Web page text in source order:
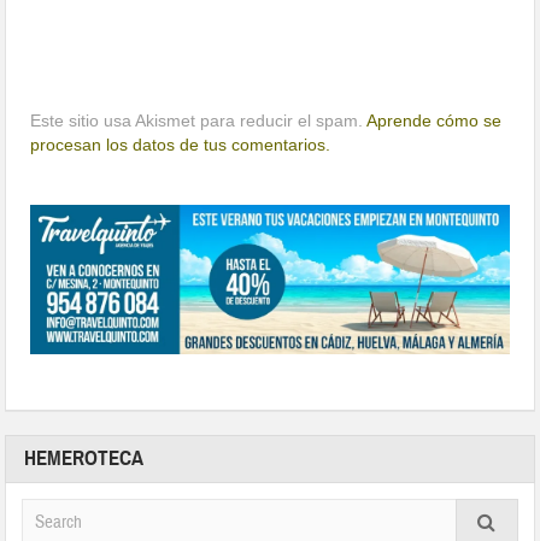
Este sitio usa Akismet para reducir el spam.Aprende cómo se
procesan los datos de tus comentarios.
HEMEROTECA